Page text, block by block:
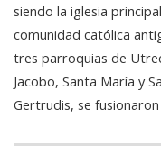
siendo la iglesia
comunidad católica
tres parroquias de
Jacobo, Santa María y
Gertrudis, se fusionaron